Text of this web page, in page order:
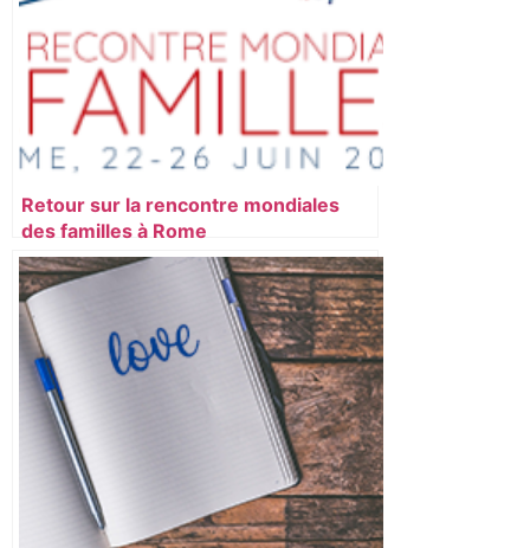
Retour sur la rencontre mondiales
des familles à Rome